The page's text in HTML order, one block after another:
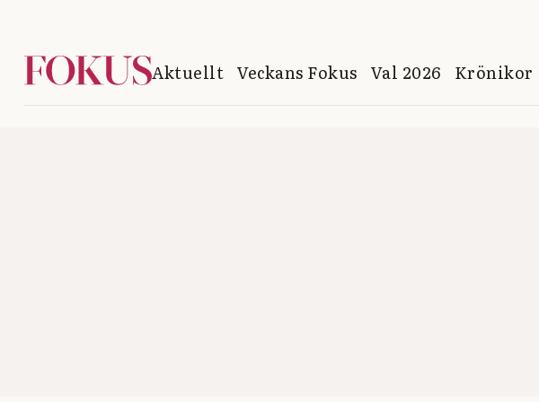
Aktuellt Veckans Fokus Val 2026 Krönikor